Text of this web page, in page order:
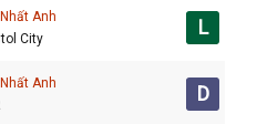
Anh
City
L
Anh
D